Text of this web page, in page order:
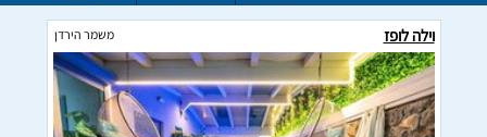
וילה לופז משמר הירדן